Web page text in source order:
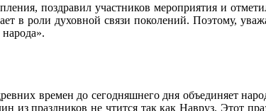
поздравил участников мероприятия и
в роли духовной связи поколений. Поэтому,
времен до сегодняшнего дня объединяет
праздников не чтится так как Навруз. Этот